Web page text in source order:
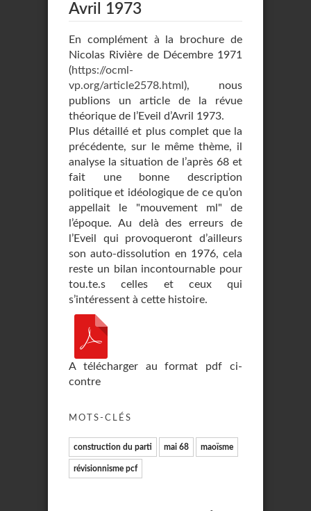
Avril 1973
En complément à la brochure de
Nicolas Rivière de Décembre 1971
(https://ocml-
vp.org/article2578.html ), nous
publions un article de la révue
théorique de l’Eveil d’Avril 1973.
Plus détaillé et plus complet que la
précédente, sur le même thème, il
analyse la situation de l’après 68 et
fait une bonne description
politique et idéologique de ce qu’on
appellait le "mouvement ml" de
l’époque. Au delà des erreurs de
l’Eveil qui provoqueront d’ailleurs
son auto-dissolution en 1976, cela
reste un bilan incontournable pour
tou.te.s celles et ceux qui
s’intéressent à cette histoire.
A télécharger au format pdf ci-
contre
MOTS-CLÉS
construction du parti mai 68 maoïsme
révisionnisme pcf